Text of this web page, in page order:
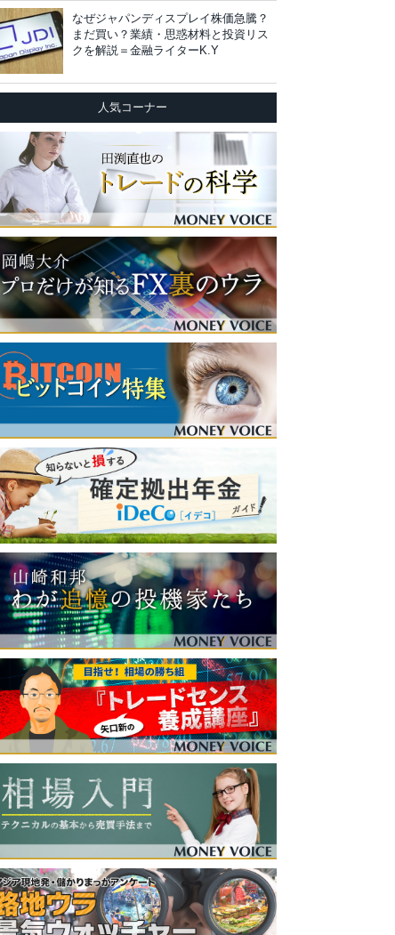
なぜジャパンディスプレイ株価急騰？
まだ買い？業績・思惑材料と投資リス
クを解説＝金融ライターK.Y
人気コーナー